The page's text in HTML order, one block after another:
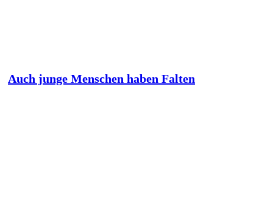
Auch junge Menschen haben Falten